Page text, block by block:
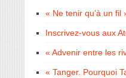
« Ne tenir qu’à un fil
Inscrivez-vous aux
« Advenir entre les
« Tanger. Pourquoi